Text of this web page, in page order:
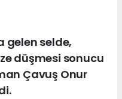
gelen selde,
düşmesi sonucu
Çavuş Onur